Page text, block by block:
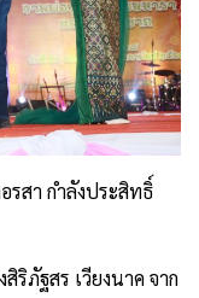
รสา กำลังประสิทธิ์
ริภัฐสร เวียงนาค จาก